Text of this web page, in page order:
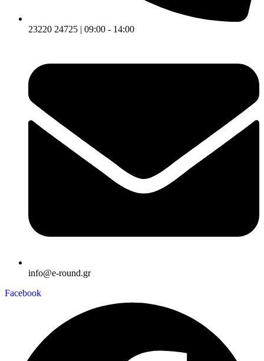
23220 24725 | 09:00 - 14:00
info@e-round.gr
Facebook